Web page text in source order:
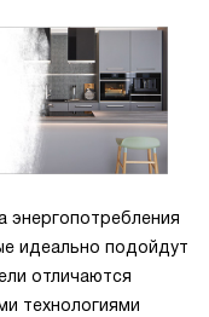
идеально подойдут
отличаются
технологиями